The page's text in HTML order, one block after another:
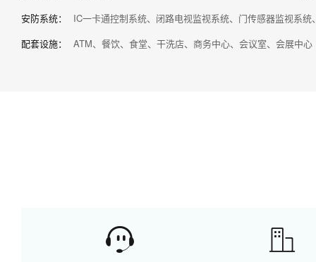
安防系统：
IC一卡通控制系统、闭路电视监视系统、门传感器监视系
配套设施：
ATM、餐饮、食堂、干洗店、商务中心、会议室、会展中心
 